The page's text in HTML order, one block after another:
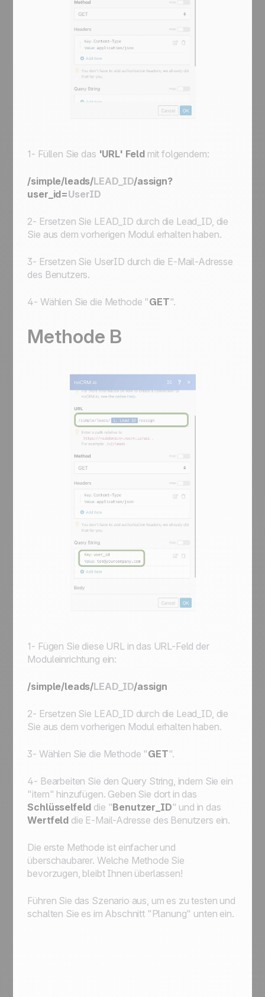
1- Füllen Sie das 'URL' Feldmit folgendem:
/simple/leads/LEAD_ID/assign?
user_id=UserID
2- Ersetzen Sie LEAD_ID durch die Lead_ID, die
Sie aus dem vorherigen Modul erhalten haben.
3- Ersetzen Sie UserID durch die E-Mail-Adresse
des Benutzers.
4- Wählen Sie die Methode "GET".
Methode B
1- Fügen Sie diese URL in das URL-Feld der
Moduleinrichtung ein:
/simple/leads/LEAD_ID/assign
2- Ersetzen Sie LEAD_ID durch die Lead_ID, die
Sie aus dem vorherigen Modul erhalten haben.
3- Wählen Sie die Methode "GET".
4- Bearbeiten Sie den Query String, indem Sie ein
"item" hinzufügen. Geben Sie dort in das
Schlüsselfeld die "Benutzer_ID" und in das
Wertfeld die E-Mail-Adresse des Benutzers ein.
Die erste Methode ist einfacher und
überschaubarer. Welche Methode Sie
bevorzugen, bleibt Ihnen überlassen!
Führen Sie das Szenario aus, um es zu testen und
schalten Sie es im Abschnitt "Planung" unten ein.